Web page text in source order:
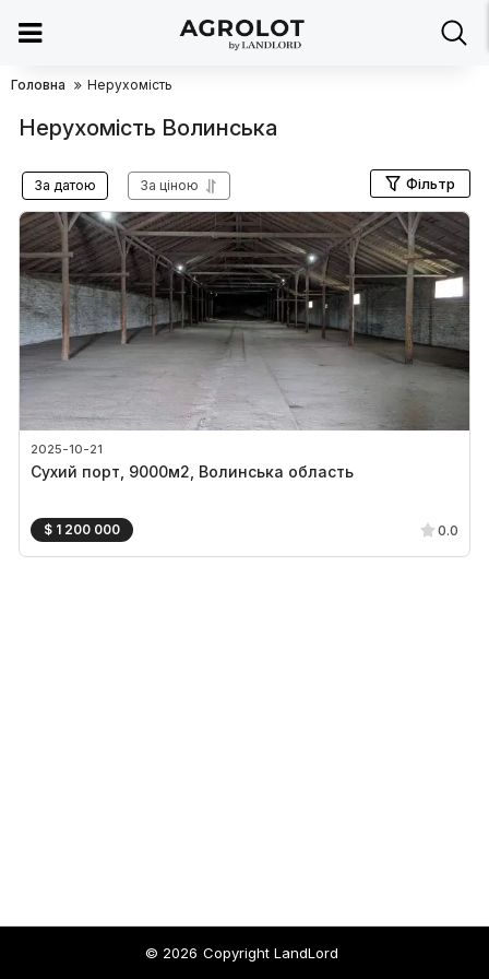
Головна Нерухомість
Нерухомість Волинська
За датою За ціною Фільтр
2025-10-21
Сухий порт, 9000м2, Волинська область
$ 1 200 000 0.0
© 2026 Copyright LandLord